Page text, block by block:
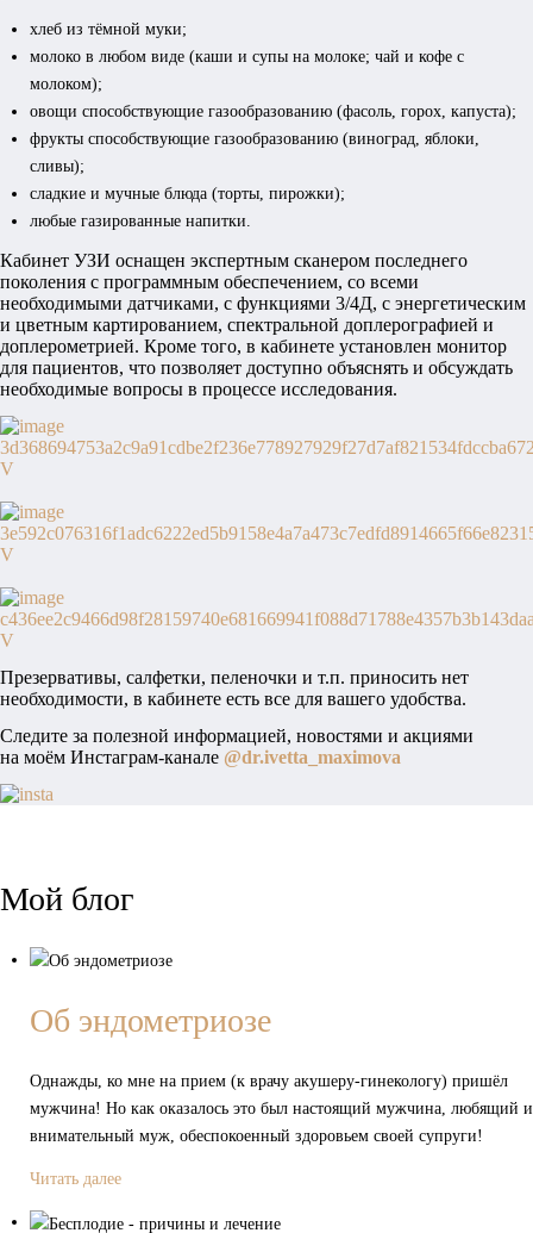
хлеб из тёмной муки;
молоко в любом виде (каши и супы на молоке; чай и кофе с
молоком);
овощи способствующие газообразованию (фасоль, горох, капуста);
фрукты способствующие газообразованию (виноград, яблоки,
сливы);
сладкие и мучные блюда (торты, пирожки);
любые газированные напитки.
Кабинет УЗИ оснащен экспертным сканером последнего
поколения с программным обеспечением, со всеми
необходимыми датчиками, с функциями 3/4Д, с энергетическим
и цветным картированием, спектральной доплерографией и
доплерометрией. Кроме того, в кабинете установлен монитор
для пациентов, что позволяет доступно объяснять и обсуждать
необходимые вопросы в процессе исследования.
Презервативы, салфетки, пеленочки и т.п. приносить нет
необходимости, в кабинете есть все для вашего удобства.
Следите за полезной информацией, новостями и акциями
на моём Инстаграм-канале @dr.ivetta_maximova
Мой блог
Об эндометриозе
Однажды, ко мне на прием (к врачу акушеру-гинекологу) пришёл
мужчина! Но как оказалось это был настоящий мужчина, любящий и
внимательный муж, обеспокоенный здоровьем своей супруги!
Читать далее